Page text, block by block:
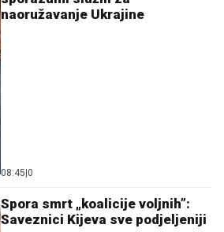
naoružavanje Ukrajine
08:45|0
Spora smrt „koalicije voljnih”:
Saveznici Kijeva sve podjeljeniji